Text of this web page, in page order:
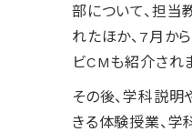
部について、担当
れたほか、7月か
ビCMも紹介され
その後、学科説
きる体験授業、学